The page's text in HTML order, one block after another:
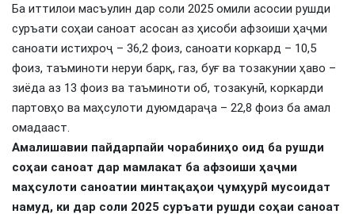
Ба иттилои масъулин дар соли 2025 омили асосии рушди
суръати соҳаи саноат асосан аз ҳисоби афзоиши ҳаҷми
саноати истихроҷ – 36,2 фоиз, саноати коркард – 10,5
фоиз, таъминоти неруи барқ, газ, буғ ва тозакунии ҳаво –
зиёда аз 13 фоиз ва таъминоти об, тозакунӣ, коркарди
партовҳо ва маҳсулоти дуюмдараҷа – 22,8 фоиз ба амал
омадааст.
Амалишавии пайдарпайи чорабиниҳо оид ба рушди
соҳаи саноат дар мамлакат ба афзоиши ҳаҷми
маҳсулоти саноатии минтақаҳои ҷумҳурӣ мусоидат
намуд, ки дар соли 2025 суръати рушди соҳаи саноат